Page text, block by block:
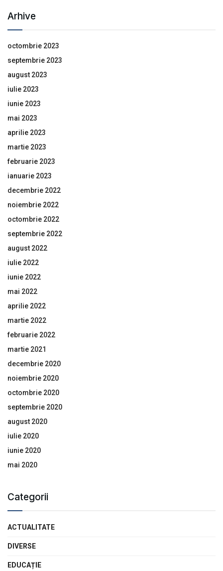
Arhive
octombrie 2023
septembrie 2023
august 2023
iulie 2023
iunie 2023
mai 2023
aprilie 2023
martie 2023
februarie 2023
ianuarie 2023
decembrie 2022
noiembrie 2022
octombrie 2022
septembrie 2022
august 2022
iulie 2022
iunie 2022
mai 2022
aprilie 2022
martie 2022
februarie 2022
martie 2021
decembrie 2020
noiembrie 2020
octombrie 2020
septembrie 2020
august 2020
iulie 2020
iunie 2020
mai 2020
Categorii
ACTUALITATE
DIVERSE
EDUCAȚIE